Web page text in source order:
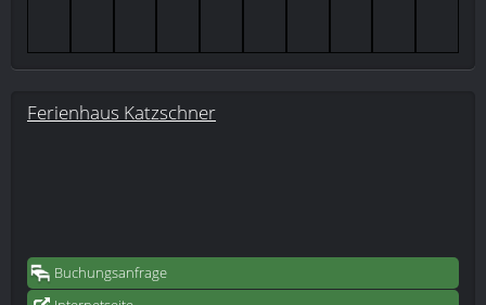
Ferienhaus Katzschner
Buchungsanfrage